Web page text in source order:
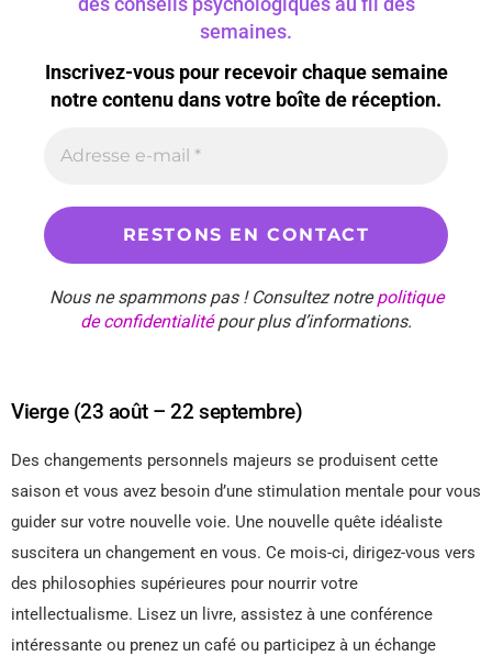
semaines.
Inscrivez-vous pour recevoir chaque semaine
notre contenu dans votre boîte de réception.
Nous ne spammons pas ! Consultez notrepolitique
de confidentialitépour plus d’informations.
Vierge (23 août – 22 septembre)
Des changements personnels majeurs se produisent cette
saison et vous avez besoin d’une stimulation mentale pour vous
guider sur votre nouvelle voie. Une nouvelle quête idéaliste
suscitera un changement en vous. Ce mois-ci, dirigez-vous vers
des philosophies supérieures pour nourrir votre
intellectualisme. Lisez un livre, assistez à une conférence
intéressante ou prenez un café ou participez à un échange